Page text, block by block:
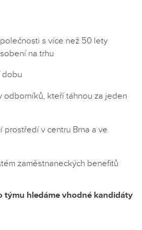
s více než 50 lety
na trhu
dobu
odborníků, kteří táhnou za jeden
prostředí v centru Brna a ve
zaměstnaneckých benefitů
týmu hledáme vhodné kandidáty